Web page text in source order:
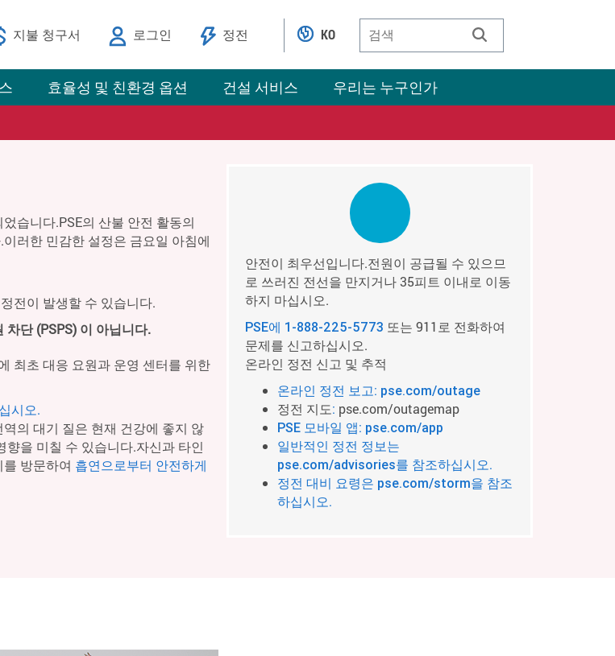
효율성 및 친환경 옵션 건설 서비스 우리는 누구인가
지불 청구서 로그인 정전 KO
습니다.PSE의 산불 안전 활동의
러한 민감한 설정은 금요일 아침에
전이 발생할 수 있습니다.
단 (PSPS) 이 아닙니다.
최초 대응 요원과 운영 센터를 위한
시오.
의 대기 질은 현재 건강에 좋지 않
을 미칠 수 있습니다.자신과 타인
방문하여 흡연으로부터 안전하게
안전이 최우선입니다.전원이 공급될 수 있으므
로 쓰러진 전선을 만지거나 35피트 이내로 이동
하지 마십시오.
PSE에 1-888-225-5773 또는 911로 전화하여
문제를 신고하십시오.
온라인 정전 신고 및 추적
온라인 정전 보고: pse.com/outage
정전 지도: pse.com/outagemap
PSE 모바일 앱: pse.com/app
일반적인 정전 정보는
pse.com/advisories를 참조하십시오.
정전 대비 요령은 pse.com/storm을 참조
하십시오.